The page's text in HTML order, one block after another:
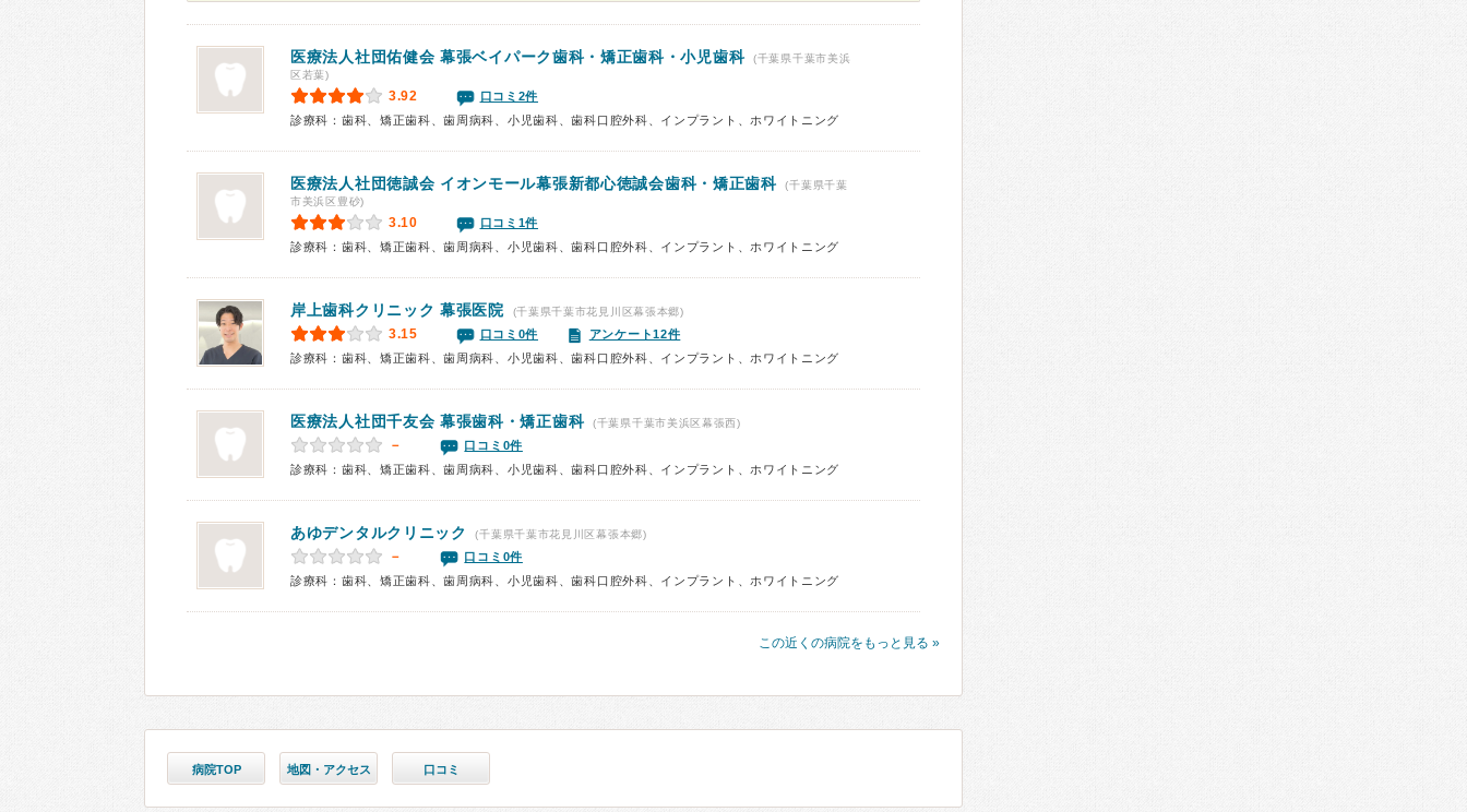
医療法人社団佑健会 幕張ベイパーク歯科・矯正歯科・小児歯科
(千葉県千葉市美浜
区若葉)
3.92
口コミ2件
診療科：歯科、矯正歯科、歯周病科、小児歯科、歯科口腔外科、インプラント、ホワイトニング
医療法人社団徳誠会 イオンモール幕張新都心徳誠会歯科・矯正歯科
(千葉県千葉
市美浜区豊砂)
3.10
口コミ1件
診療科：歯科、矯正歯科、歯周病科、小児歯科、歯科口腔外科、インプラント、ホワイトニング
岸上歯科クリニック 幕張医院 (千葉県千葉市花見川区幕張本郷)
3.15 口コミ0件
アンケート12件
診療科：歯科、矯正歯科、歯周病科、小児歯科、歯科口腔外科、インプラント、ホワイトニング
医療法人社団千友会 幕張歯科・矯正歯科 (千葉県千葉市美浜区幕張西)
－
口コミ0件
診療科：歯科、矯正歯科、歯周病科、小児歯科、歯科口腔外科、インプラント、ホワイトニング
あゆデンタルクリニック (千葉県千葉市花見川区幕張本郷)
－
口コミ0件
診療科：歯科、矯正歯科、歯周病科、小児歯科、歯科口腔外科、インプラント、ホワイトニング
この近くの病院をもっと見る »
病院TOP 地図・アクセス 口コミ